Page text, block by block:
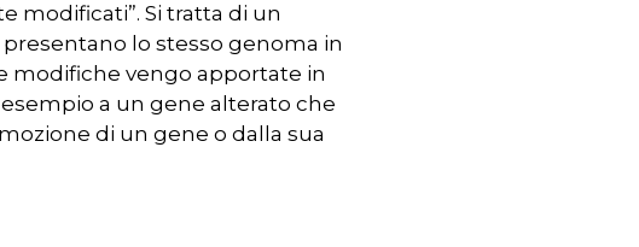
modificati”. Si tratta di un
lo stesso genoma in
modifiche vengo apportate in
a un gene alterato che
di un gene o dalla sua